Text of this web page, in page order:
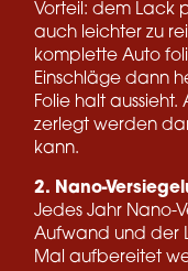
Vorteil: dem Lack
auch leichter zu
komplette Auto
Einschläge dann
Folie halt aussieht.
zerlegt werden
kann.
2. Nano-
Jedes Jahr Nano-
Aufwand und der
Mal aufbereitet